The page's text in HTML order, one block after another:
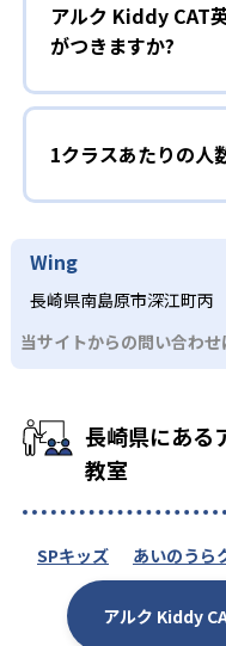
アルク Kiddy CAT
がつきますか?
1クラスあたりの人
Wing
長崎県南島原市深江町丙
当サイトからの問い合わ
長崎県にある
教室
SPキッズ あいのうら
アルク Kiddy